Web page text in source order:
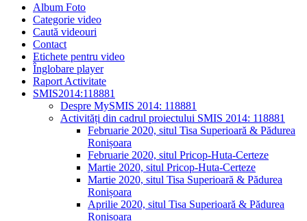
Album Foto
Categorie video
Caută videouri
Contact
Etichete pentru video
Înglobare player
Raport Activitate
SMIS2014:118881
Despre MySMIS 2014: 118881
Activități din cadrul proiectului SMIS 2014: 118881
Februarie 2020, situl Tisa Superioară & Pădurea
Ronișoara
Februarie 2020, situl Pricop-Huta-Certeze
Martie 2020, situl Pricop-Huta-Certeze
Martie 2020, situl Tisa Superioară & Pădurea
Ronișoara
Aprilie 2020, situl Tisa Superioară & Pădurea
Ronișoara